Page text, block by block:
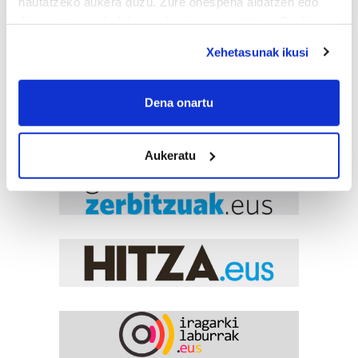
If you allow, we would also like to:
Collect information about your geographical
meters
Identify your device by actively scanning it for
specific characteristics (fingerprinting)
Find out more about how your personal data is processed
and set your preferences in thedetails section.
Guk eta gure bazkideek zure datu pertsonalak
prozesatzen ditugu, zure IP zenbakia, besteak beste,
pertsonalizatuak eskaintzeko, iragarkiak eta edukia
neurtzeko, jendeari buruzko informazioa biltzeko eta
produktuak garatzeko. Zure datuak nork eta zertarako
Xehetasunak ikusi
Dena onartu
Aukeratu